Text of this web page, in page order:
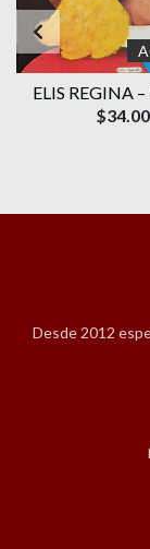
ELIS REGINA
Desde 2012